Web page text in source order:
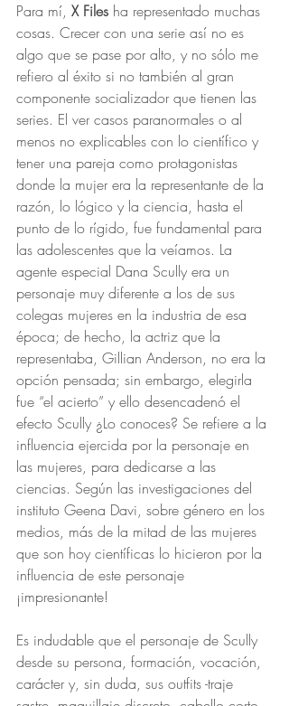
Para mí, X Files ha representado muchas
cosas. Crecer con una serie así no es
algo que se pase por alto, y no sólo me
refiero al éxito si no también al gran
componente socializador que tienen las
series. El ver casos paranormales o al
menos no explicables con lo científico y
tener una pareja como protagonistas
donde la mujer era la representante de la
razón, lo lógico y la ciencia, hasta el
punto de lo rígido, fue fundamental para
las adolescentes que la veíamos. La
agente especial Dana Scully era un
personaje muy diferente a los de sus
colegas mujeres en la industria de esa
época; de hecho, la actriz que la
representaba, Gillian Anderson, no era la
opción pensada; sin embargo, elegirla
fue “el acierto” y ello desencadenó el
efecto Scully ¿Lo conoces? Se refiere a la
influencia ejercida por la personaje en
las mujeres, para dedicarse a las
ciencias. Según las investigaciones del
instituto Geena Davi, sobre género en los
medios, más de la mitad de las mujeres
que son hoy científicas lo hicieron por la
influencia de este personaje
¡impresionante!
Es indudable que el personaje de Scully
desde su persona, formación, vocación,
carácter y, sin duda, sus outfits -traje